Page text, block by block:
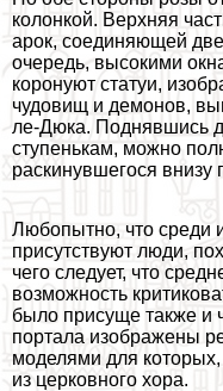
колонкой. Верхняя
арок, соединяющей
очередь, высокими
коронуют статуи,
чудовищ и демонов,
ле-Дюка. Поднявшись
ступенькам, можно
раскинувшегося внизу
Любопытно, что среди
присутствуют люди,
чего следует, что
возможность
было присуще также и
портала изображены
моделями для которых,
из церковного хора.